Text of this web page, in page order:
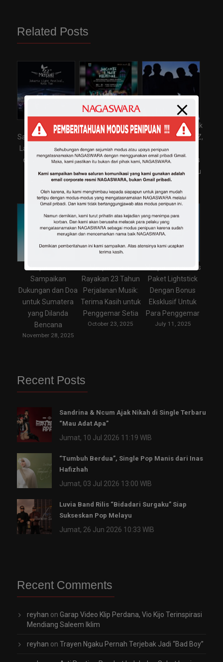
Related Posts
Rani Menangis
Saat Membawakan
Lagu ‘Sendiri Dulu’
di Reuni Merpati
Band
January 3, 2025
Merpati Band
2025: Penampilan
Perdana tanpa Rani
setelah 6 tahun di
Kota Tua!
December 30, 2024
Versi Sped Up “Tak
Rela” Viral di Gen Z,
Merpati Band
Sambut Antusias
Kebangkitan Lagu
Lama
December 24, 2025
Sampaikan
Dukungan dan Doa
untuk Sumatera
yang Dilanda
Bencana
November 28, 2025
Rayakan 23 Tahun
Perjalanan Musik:
Terima Kasih untuk
Penggemar Setia
October 23, 2025
Merpati Band Rilis
Paket Lightstick
Dengan Bonus
Eksklusif Untuk
Para Penggemar
July 11, 2025
Recent Posts
Sandrina & Ncum Ajak Nikah di Single Terbaru
“Mau Adat Apa”
Jumat, 10 Jul 2026 11:19 WIB
“Tumbuh Berdua”, Single Pop Manis dari Inas
Hafizhah
Jumat, 03 Jul 2026 13:00 WIB
Luvia Band Rilis “Bidadari Surgaku” Siap
Sukseskan Pop Melayu
Jumat, 26 Jun 2026 10:33 WIB
Recent Comments
reyhan on Garap Video Klip Perdana, Vio Kijo Terinspirasi
Mendiang Saleem Iklim
reyhan on Trayen Ngaku Pernah Terjebak Jadi “Bad Boy”